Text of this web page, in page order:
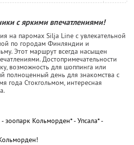
с яркими впечатлениями!
на паромах Silja Line с увлекательной
по городам Финляндии и
Этот маршрут всегда насыщен
Достопримечательности
возможность для шоппинга или
полноценный день для знакомства с
года Стокгольмом, интересная
зоопарк Кольморден* - Упсала* -